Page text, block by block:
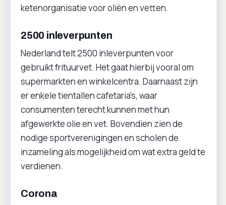
ketenorganisatie voor oliën en vetten.
2500 inleverpunten
Nederland telt 2500 inleverpunten voor
gebruikt frituurvet. Het gaat hierbij vooral om
supermarkten en winkelcentra. Daarnaast zijn
er enkele tientallen cafetaria’s, waar
consumenten terecht kunnen met hun
afgewerkte olie en vet. Bovendien zien de
nodige sportverenigingen en scholen de
inzameling als mogelijkheid om wat extra geld te
verdienen.
Corona